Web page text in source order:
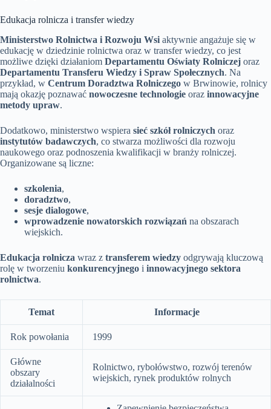
Edukacja rolnicza i transfer wiedzy
Ministerstwo Rolnictwa i Rozwoju Wsi aktywnie angażuje się w
edukację w dziedzinie rolnictwa oraz w transfer wiedzy, co jest
możliwe dzięki działaniom Departamentu Oświaty Rolniczej oraz
Departamentu Transferu Wiedzy i Spraw Społecznych. Na
przykład, w Centrum Doradztwa Rolniczego w Brwinowie, rolnicy
mają okazję poznawać nowoczesne technologie oraz innowacyjne
metody upraw.
Dodatkowo, ministerstwo wspiera sieć szkół rolniczych oraz
instytutów badawczych, co stwarza możliwości dla rozwoju
naukowego oraz podnoszenia kwalifikacji w branży rolniczej.
Organizowane są liczne:
szkolenia,
doradztwo,
sesje dialogowe,
wprowadzenie nowatorskich rozwiązań na obszarach
wiejskich.
Edukacja rolnicza wraz z transferem wiedzy odgrywają kluczową
rolę w tworzeniu konkurencyjnego i innowacyjnego sektora
rolnictwa.
Temat Informacje
Rok powołania 1999
Główne
obszary
działalności
Rolnictwo, rybołówstwo, rozwój terenów
wiejskich, rynek produktów rolnych